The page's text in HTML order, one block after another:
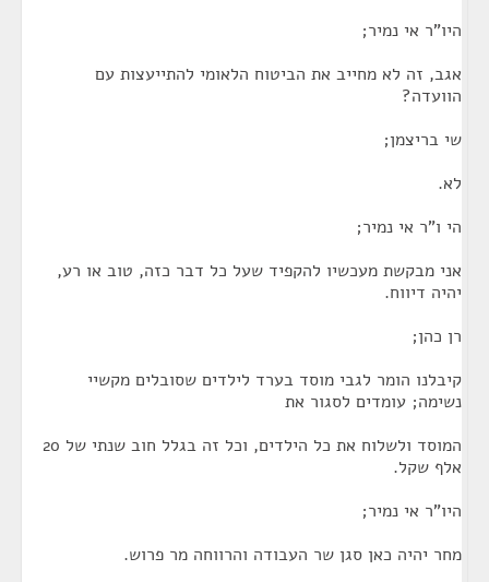
היו"ר אי נמיר;
אגב, זה לא מחייב את הביטוח הלאומי להתייעצות עם
הוועדה?
שי בריצמן;
לא.
הי ו"ר אי נמיר;
אני מבקשת מעכשיו להקפיד שעל כל דבר כזה, טוב או רע,
יהיה דיווח.
רן כהן;
קיבלנו הומר לגבי מוסד בערד לילדים שסובלים מקשיי
נשימה; עומדים לסגור את
המוסד ולשלוח את כל הילדים, וכל זה בגלל חוב שנתי של 20
אלף שקל.
היו"ר אי נמיר;
מחר יהיה כאן סגן שר העבודה והרווחה מר פרוש.